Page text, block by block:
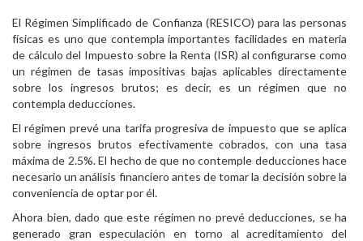
El Régimen Simplificado de Confianza (RESICO) para las personas
físicas es uno que contempla importantes facilidades en materia
de cálculo del Impuesto sobre la Renta (ISR) al configurarse como
un régimen de tasas impositivas bajas aplicables directamente
sobre los ingresos brutos; es decir, es un régimen que no
contempla deducciones.
El régimen prevé una tarifa progresiva de impuesto que se aplica
sobre ingresos brutos efectivamente cobrados, con una tasa
máxima de 2.5%. El hecho de que no contemple deducciones hace
necesario un análisis financiero antes de tomar la decisión sobre la
conveniencia de optar por él.
Ahora bien, dado que este régimen no prevé deducciones, se ha
generado gran especulación en torno al acreditamiento del